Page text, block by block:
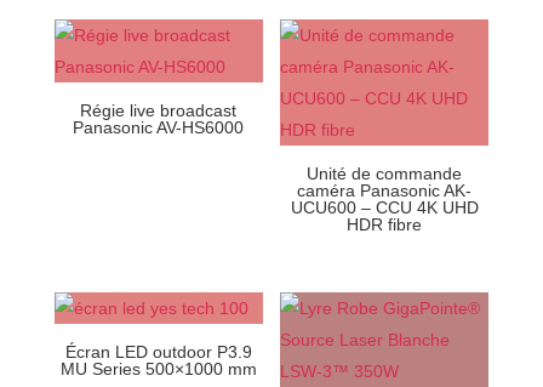
Régie live broadcast
Panasonic AV-HS6000
Unité de commande
caméra Panasonic AK-
UCU600 – CCU 4K UHD
HDR fibre
Écran LED outdoor P3.9
MU Series 500×1000 mm